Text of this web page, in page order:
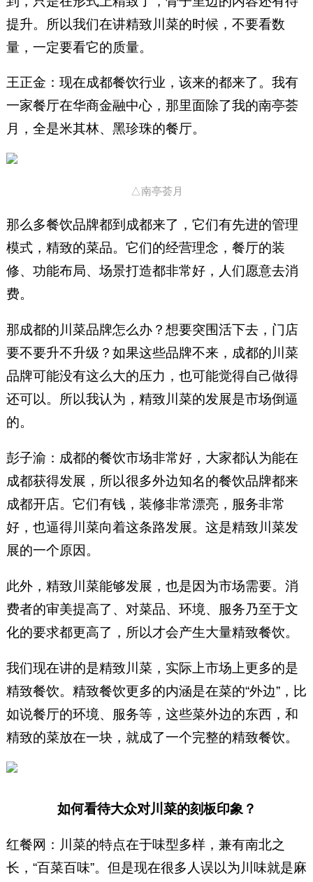
提升。所以我们在讲精致川菜的时候，不要看数
量，一定要看它的质量。
王正金：现在成都餐饮行业，该来的都来了。我有
一家餐厅在华商金融中心，那里面除了我的南亭荟
月，全是米其林、黑珍珠的餐厅。
△南亭荟月
那么多餐饮品牌都到成都来了，它们有先进的管理
模式，精致的菜品。它们的经营理念，餐厅的装
修、功能布局、场景打造都非常好，人们愿意去消
费。
那成都的川菜品牌怎么办？想要突围活下去，门店
要不要升不升级？如果这些品牌不来，成都的川菜
品牌可能没有这么大的压力，也可能觉得自己做得
还可以。所以我认为，精致川菜的发展是市场倒逼
的。
彭子渝：成都的餐饮市场非常好，大家都认为能在
成都获得发展，所以很多外边知名的餐饮品牌都来
成都开店。它们有钱，装修非常漂亮，服务非常
好，也逼得川菜向着这条路发展。这是精致川菜发
展的一个原因。
此外，精致川菜能够发展，也是因为市场需要。消
费者的审美提高了、对菜品、环境、服务乃至于文
化的要求都更高了，所以才会产生大量精致餐饮。
我们现在讲的是精致川菜，实际上市场上更多的是
精致餐饮。精致餐饮更多的内涵是在菜的“外边”，比
如说餐厅的环境、服务等，这些菜外边的东西，和
精致的菜放在一块，就成了一个完整的精致餐饮。
如何看待大众对川菜的刻板印象？
红餐网：川菜的特点在于味型多样，兼有南北之
长，“百菜百味”。但是现在很多人误以为川味就是麻